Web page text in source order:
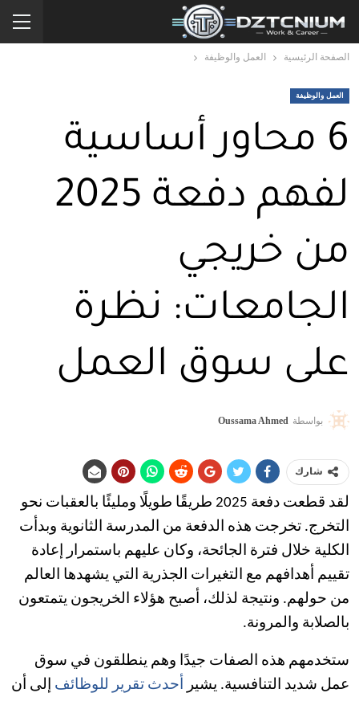
الصفحة الرئيسية العمل والوظيفة
العمل والوظيفة
6 محاور أساسية
لفهم دفعة 2025
من خريجي
الجامعات: نظرة
على سوق العمل
بواسطة Oussama Ahmed
شارك
لقد قطعت دفعة 2025 طريقًا طويلًا ومليئًا بالعقبات نحو
التخرج. تخرجت هذه الدفعة من المدرسة الثانوية وبدأت
الكلية خلال فترة الجائحة، وكان عليهم باستمرار إعادة
تقييم أهدافهم مع التغيرات الجذرية التي يشهدها العالم
من حولهم. ونتيجة لذلك، أصبح هؤلاء الخريجون يتمتعون
بالصلابة والمرونة.
ستخدمهم هذه الصفات جيدًا وهم ينطلقون في سوق
عمل شديد التنافسية. يشير أحدث تقرير للوظائف إلى أن